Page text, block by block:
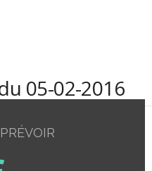
05-02-2016